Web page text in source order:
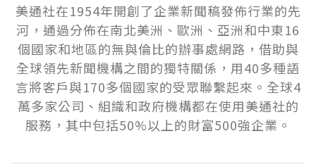
美通社在1954年開創了企業新聞稿發佈行業的先
河，通過分佈在南北美洲、歐洲、亞洲和中東16
個國家和地區的無與倫比的辦事處網路，借助與
全球領先新聞機構之間的獨特關係，用40多種語
言將客戶與170多個國家的受眾聯繫起來。全球4
萬多家公司、組織和政府機構都在使用美通社的
服務，其中包括50%以上的財富500強企業。